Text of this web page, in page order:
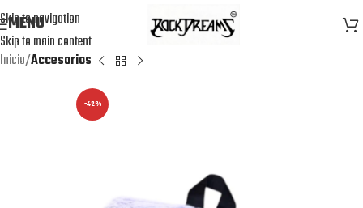
Skip to navigation
Skip to main content
MENU
Inicio Accesorios
-42%